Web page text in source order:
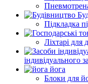
Підкладка
Ліхтарі для
індивідуального
йога
Блоки для